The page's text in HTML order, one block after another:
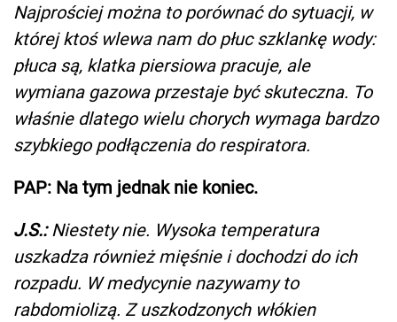
Najprościej można to porównać do sytuacji, w
której ktoś wlewa nam do płuc szklankę wody:
płuca są, klatka piersiowa pracuje, ale
wymiana gazowa przestaje być skuteczna. To
właśnie dlatego wielu chorych wymaga bardzo
szybkiego podłączenia do respiratora.
PAP: Na tym jednak nie koniec.
J.S.:Niestety nie. Wysoka temperatura
uszkadza również mięśnie i dochodzi do ich
rozpadu. W medycynie nazywamy to
rabdomiolizą. Z uszkodzonych włókien